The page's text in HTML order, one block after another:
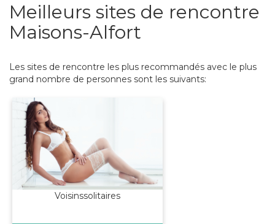
Meilleurs sites de rencontre
Maisons-Alfort
Les sites de rencontre les plus recommandés avec le plus
grand nombre de personnes sont les suivants:
Voisinssolitaires